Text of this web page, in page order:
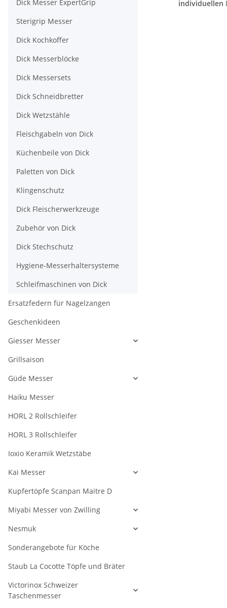
individuellen
Dick Messer ExpertGrip
Sterigrip Messer
Dick Kochkoffer
Dick Messerblöcke
Dick Messersets
Dick Schneidbretter
Dick Wetzstähle
Fleischgabeln von Dick
Küchenbeile von Dick
Paletten von Dick
Klingenschutz
Dick Fleischerwerkzeuge
Zubehör von Dick
Dick Stechschutz
Hygiene-Messerhaltersysteme
Schleifmaschinen von Dick
Ersatzfedern für Nagelzangen
Geschenkideen
Giesser Messer
Grillsaison
Güde Messer
Haiku Messer
HORL 2 Rollschleifer
HORL 3 Rollschleifer
Ioxio Keramik Wetzstäbe
Kai Messer
Kupfertöpfe Scanpan Maitre D
Miyabi Messer von Zwilling
Nesmuk
Sonderangebote für Köche
Staub La Cocotte Töpfe und Bräter
Victorinox Schweizer
Taschenmesser